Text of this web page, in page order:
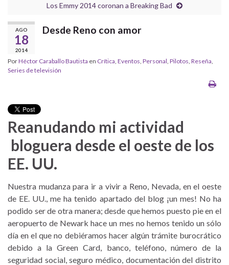
Los Emmy 2014 coronan a Breaking Bad
AGO
18
2014
Desde Reno con amor
PorHéctor Caraballo Bautista en Crítica Eventos Personal Pilotos Reseña
Series de televisión
Reanudando mi actividad
bloguera desde el oeste de los
EE. UU.
Nuestra mudanza para ir a vivir a Reno, Nevada, en el oeste
de EE. UU., me ha tenido apartado del blog ¡un mes! No ha
podido ser de otra manera; desde que hemos puesto pie en el
aeropuerto de Newark hace un mes no hemos tenido un sólo
día en el que no debiéramos hacer algún trámite burocrático
debido a la Green Card, banco, teléfono, número de la
seguridad social, seguro médico, documentación del distrito